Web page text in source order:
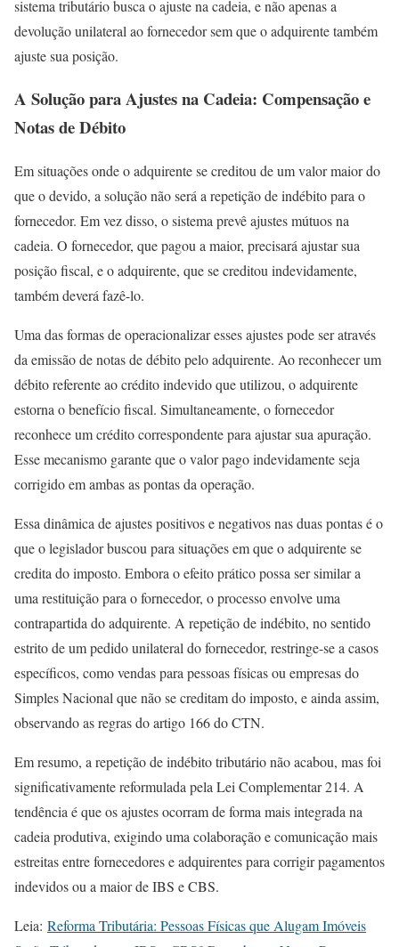
sistema tributário busca o ajuste na cadeia, e não apenas a
devolução unilateral ao fornecedor sem que o adquirente também
ajuste sua posição.
A Solução para Ajustes na Cadeia: Compensação e
Notas de Débito
Em situações onde o adquirente se creditou de um valor maior do
que o devido, a solução não será a repetição de indébito para o
fornecedor. Em vez disso, o sistema prevê ajustes mútuos na
cadeia. O fornecedor, que pagou a maior, precisará ajustar sua
posição fiscal, e o adquirente, que se creditou indevidamente,
também deverá fazê-lo.
Uma das formas de operacionalizar esses ajustes pode ser através
da emissão de notas de débito pelo adquirente. Ao reconhecer um
débito referente ao crédito indevido que utilizou, o adquirente
estorna o benefício fiscal. Simultaneamente, o fornecedor
reconhece um crédito correspondente para ajustar sua apuração.
Esse mecanismo garante que o valor pago indevidamente seja
corrigido em ambas as pontas da operação.
Essa dinâmica de ajustes positivos e negativos nas duas pontas é o
que o legislador buscou para situações em que o adquirente se
credita do imposto. Embora o efeito prático possa ser similar a
uma restituição para o fornecedor, o processo envolve uma
contrapartida do adquirente. A repetição de indébito, no sentido
estrito de um pedido unilateral do fornecedor, restringe-se a casos
específicos, como vendas para pessoas físicas ou empresas do
Simples Nacional que não se creditam do imposto, e ainda assim,
observando as regras do artigo 166 do CTN.
Em resumo, a repetição de indébito tributário não acabou, mas foi
significativamente reformulada pela Lei Complementar 214. A
tendência é que os ajustes ocorram de forma mais integrada na
cadeia produtiva, exigindo uma colaboração e comunicação mais
estreitas entre fornecedores e adquirentes para corrigir pagamentos
indevidos ou a maior de IBS e CBS.
Leia: Reforma Tributária: Pessoas Físicas que Alugam Imóveis